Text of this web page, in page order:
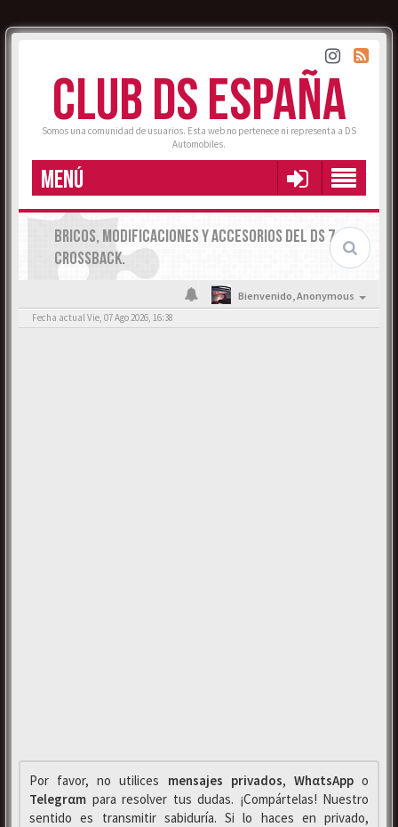
CLUB DS ESPAÑA
Somos una comunidad de usuarios. Esta web no pertenece ni representa a DS
Automobiles.
MENÚ
BRICOS, MODIFICACIONES Y ACCESORIOS DEL DS 7
CROSSBACK.
Bienvenido,Anonymous
Fecha actual Vie, 07 Ago 2026, 16:38
Por favor, no utilices mensajes privados, WhαtsAppo
Telegrαm para resolver tus dudas. ¡Compártelas! Nuestro
sentido es transmitir sabiduría. Si lo haces en privado,